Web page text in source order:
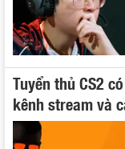
Tuyển thủ CS2
kênh stream và